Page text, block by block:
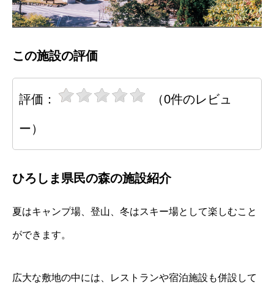
この施設の評価
評価： （0件のレビュ
ー）
ひろしま県民の森の施設紹介
夏はキャンプ場、登山、冬はスキー場として楽しむこと
ができます。
広大な敷地の中には、レストランや宿泊施設も併設して